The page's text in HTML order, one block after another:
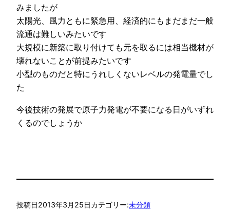
みましたが
太陽光、風力ともに緊急用、経済的にもまだまだ一般
流通は難しいみたいです
大規模に新築に取り付けても元を取るには相当機材が
壊れないことが前提みたいです
小型のものだと特にうれしくないレベルの発電量でし
た
今後技術の発展で原子力発電が不要になる日がいずれ
くるのでしょうか
投稿日2013年3月25日カテゴリー:未分類